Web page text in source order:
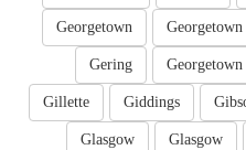
Georgetown
Georgetown
Georgetown
Gering
Giddings
Gillette
Glasgow
Glasgow